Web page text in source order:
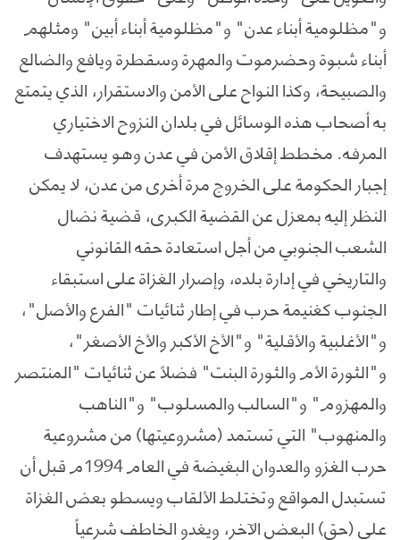
و"مظلومية أبناء عدن" و"مظلومية أبناء أبين" ومثلهم
أبناء شبوة وحضرموت والمهرة وسقطرة ويافع والضالع
والصبيحة، وكذا النواح على الأمن والاستقرار، الذي يتمتع
به أصحاب هذه الوسائل في بلدان النزوح الاختياري
المرفه. مخطط إقلاق الأمن في عدن وهو يستهدف
إجبار الحكومة على الخروج مرة أخرى من عدن، لا يمكن
النظر إليه بمعزل عن القضية الكبرى، قضية نضال
الشعب الجنوبي من أجل استعادة حقه القانوني
والتاريخي في إدارة بلده، وإصرار الغزاة على استبقاء
الجنوب كغنيمة حرب في إطار ثنائيات "الفرع والأصل"،
و"الأغلبية والأقلية" و"الأخ الأكبر والأخ الأصغر"،
و"الثورة الأم والثورة البنت" فضلاً عن ثنائيات "المنتصر
والمهزوم" و"السالب والمسلوب" و"الناهب
والمنهوب" التي تستمد (مشروعيتها) من مشروعية
حرب الغزو والعدوان البغيضة في العام 1994م قبل أن
تستبدل المواقع وتختلط الألقاب ويسطو بعض الغزاة
على (حق) البعض الآخر، ويغدو الخاطف شرعياً